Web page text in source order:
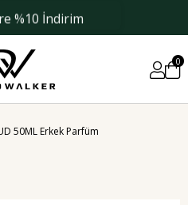
%10 İndirim
0
50ML Erkek Parfüm